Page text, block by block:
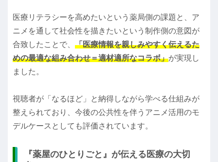
医療リテラシーを高めたいという薬局側の課題と、ア
ニメを通して社会性を描きたいという制作側の意図が
合致したことで、 「医療情報を親しみやすく伝えるた
めの最適な組み合わせ＝適材適所なコラボ」が実現し
ました。
視聴者が「なるほど」と納得しながら学べる仕組みが
整えられており、今後の公共性を伴うアニメ活用のモ
デルケースとしても評価されています。
『薬屋のひとりごと』が伝える医療の大切